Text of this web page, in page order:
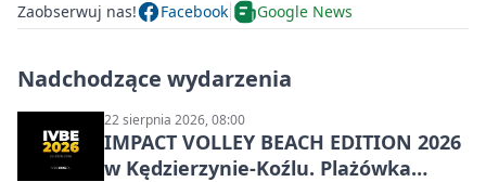
Zaobserwuj nas! Facebook Google News
Nadchodzące wydarzenia
22 sierpnia 2026, 08:00
IMPACT VOLLEY BEACH EDITION 2026
w Kędzierzynie-Koźlu. Plażówka